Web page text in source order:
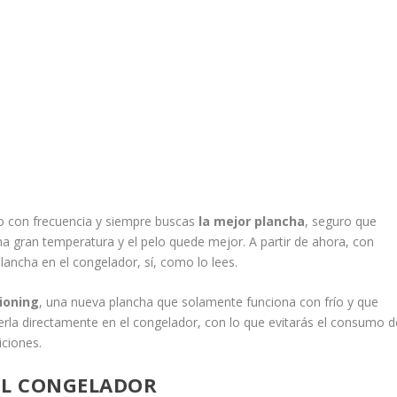
con frecuencia y siempre buscas la mejor plancha, seguro que
gran temperatura y el pelo quede mejor. A partir de ahora, con
en el congelador, sí, como lo lees.
, una nueva plancha que solamente funciona con frío y que
directamente en el congelador, con lo que evitarás el consumo
CONGELADOR